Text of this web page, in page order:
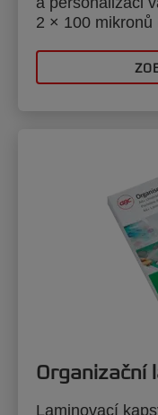
2 × 100 mikronů
Organizační
Laminovací